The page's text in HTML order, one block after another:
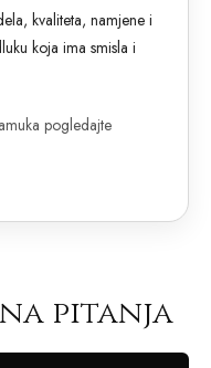
kvaliteta, namjene i
koja ima smisla i
pogledajte
pitanja